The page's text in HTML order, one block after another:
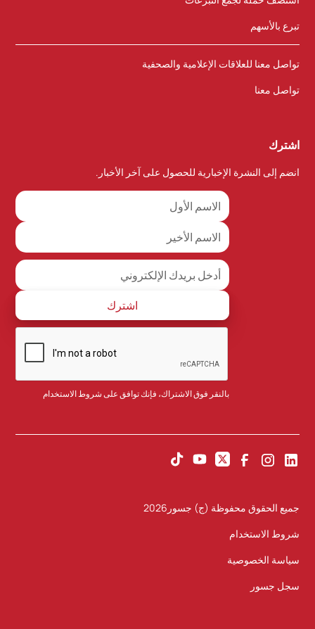
تبرع بالأسهم
تواصل معنا للعلاقات الإعلامية والصحفية
تواصل معنا
اشترك
انضم إلى النشرة الإخبارية للحصول على آخر الأخبار.
بالنقر فوق الاشتراك، فإنك توافق علىشروط الاستخدام
جميع الحقوق محفوظة (ج) جسور 2026
شروط الاستخدام
سياسة الخصوصية
سجل جسور